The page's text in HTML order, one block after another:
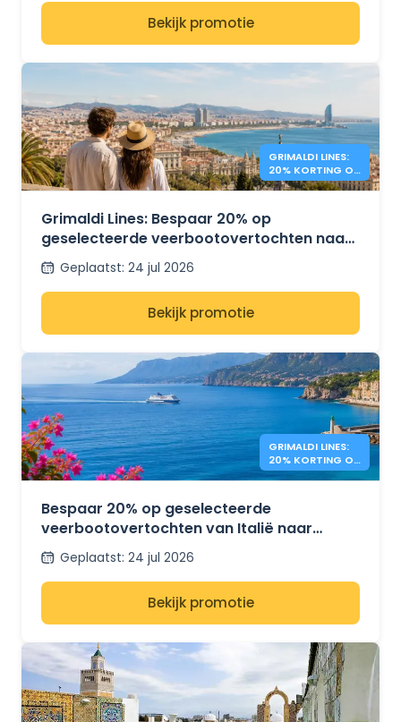
Bekijk promotie
GRIMALDI LINES:
20% KORTING OP
MIDDELLANDSE
Grimaldi Lines: Bespaar 20% op
geselecteerde veerbootovertochten naar
Sardinië, Sicilië en Spanje.
Geplaatst: 24 jul 2026
Bekijk promotie
GRIMALDI LINES:
20% KORTING OP
VEERBOTEN NAAR
Bespaar 20% op geselecteerde
veerbootovertochten van Italië naar
Griekenland met Grimaldi Lines.
Geplaatst: 24 jul 2026
Bekijk promotie